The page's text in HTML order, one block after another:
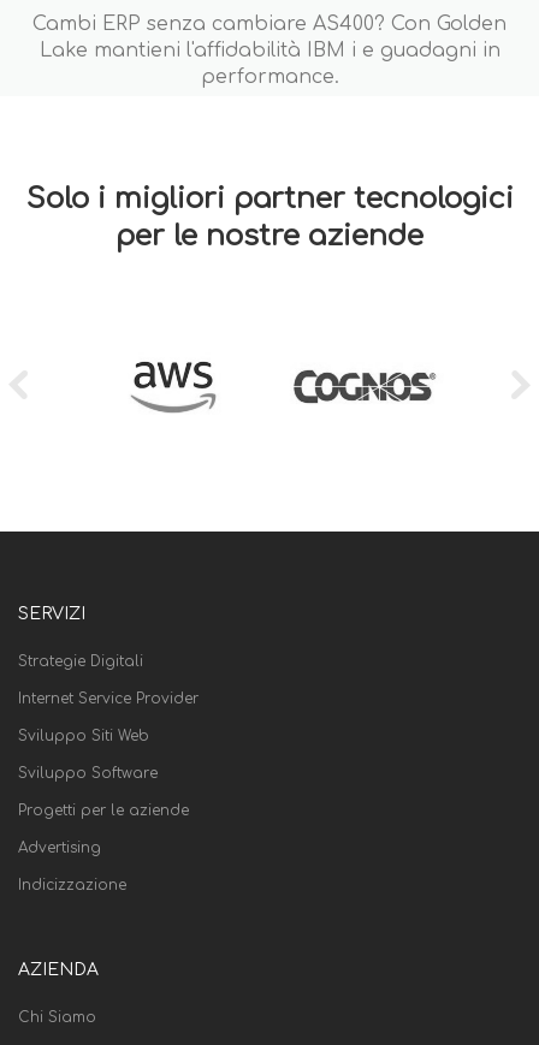
Cambi ERP senza cambiare AS400? Con Golden
Lake mantieni l'affidabilità IBM i e guadagni in
performance.
Solo i migliori partner tecnologici
per le nostre aziende
SERVIZI
Strategie Digitali
Internet Service Provider
Sviluppo Siti Web
Sviluppo Software
Progetti per le aziende
Advertising
Indicizzazione
AZIENDA
Chi Siamo